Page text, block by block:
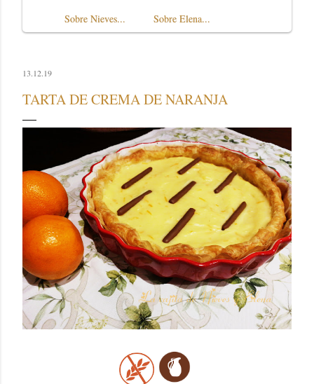
Sobre Nieves...
Sobre Elena...
13.12.19
TARTA DE CREMA DE NARANJA